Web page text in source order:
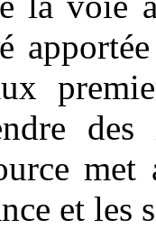
et les